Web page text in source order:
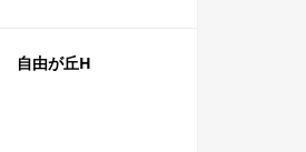
自由が丘H